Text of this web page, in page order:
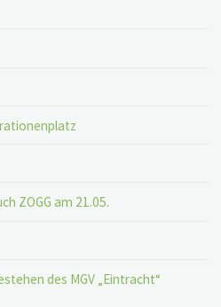
ZOGG am 21.05.
des MGV „Eintracht“